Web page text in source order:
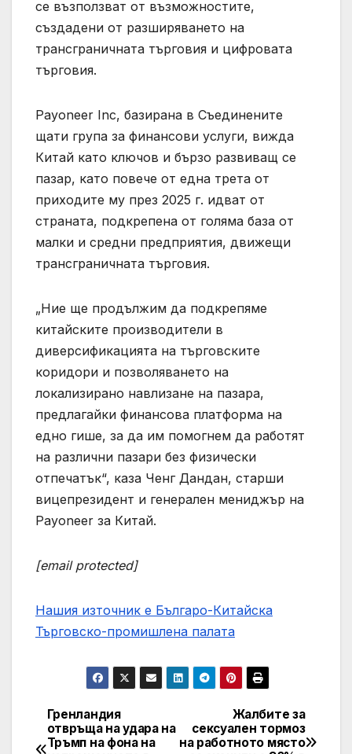
се възползват от възможностите,
създадени от разширяването на
трансграничната търговия и цифровата
търговия.
Payoneer Inc, базирана в Съединените
щати група за финансови услуги, вижда
Китай като ключов и бързо развиващ се
пазар, като повече от една трета от
приходите му през 2025 г. идват от
страната, подкрепена от голяма база от
малки и средни предприятия, движещи
трансграничната търговия.
„Ние ще продължим да подкрепяме
китайските производители в
диверсификацията на търговските
коридори и позволяването на
локализирано навлизане на пазара,
предлагайки финансова платформа на
едно гише, за да им помогнем да работят
на различни пазари без физически
отпечатък“, каза Ченг Дандан, старши
вицепрезидент и генерален мениджър на
Payoneer за Китай.
[email protected]
Нашия източник е Българо-Китайска
Търговско-промишлена палaта
Post
Жалбите за
сексуален тормоз
на работното място
Гренландия
отвръща на удара на
Тръмп на фона на